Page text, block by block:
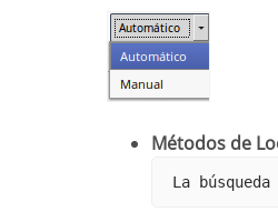
Métodos de